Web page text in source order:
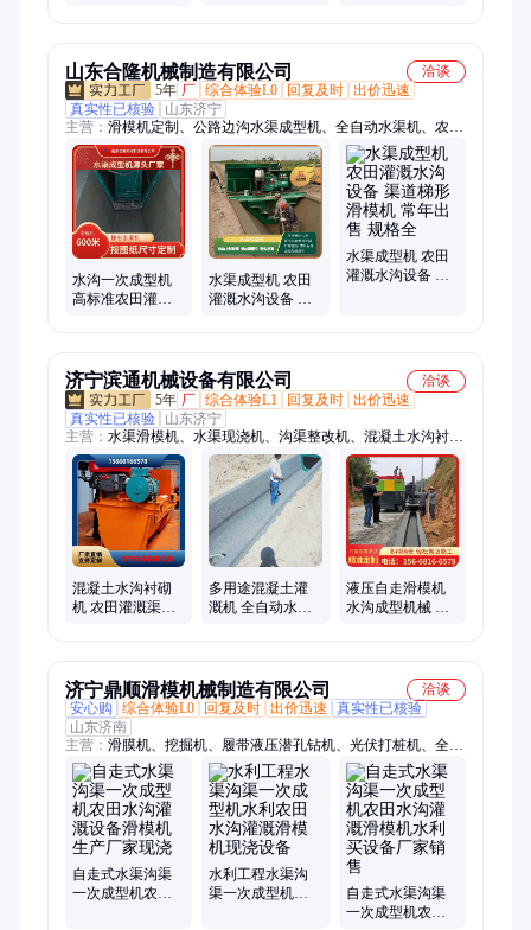
山东合隆机械制造有限公司
洽谈
5年 厂 综合体验L0 回复及时 出价迅速
真实性已核验
山东济宁
主营： 滑模机定制、公路边沟水渠成型机、全自动水渠机、农田
灌溉渠、排水沟成型机、混凝土排水沟成型机、混凝土水沟成型
机、公路水沟混凝土成型机、衬砌机、U型槽水渠成型机、先浇
筑混凝土滑模机、滑模机生产厂家、山东合隆机械制造有限、渠
道一次成型机、40u型渠道自动成型、渠道滑模成型机、渠道全
自动成型机、u型渠道自动成型机、水泥渠道成型机、一次性渠
道成型机、渠道成型机、水利u型渠成型机、渠道现浇成型机、
现浇渠道成型机、路边沟一次成型机
水沟一次成型机
高标准农田灌溉
水渠成型机 农田
灌溉水沟设备 渠
水渠成型机 农田
灌溉水沟设备 渠
济宁滨通机械设备有限公司
洽谈
5年 厂 综合体验L1 回复及时 出价迅速
真实性已核验
山东济宁
主营： 水渠滑模机、水渠现浇机、沟渠整改机、混凝土水沟衬砌
机、公路边沟机、水渠成型机、履带底盘、路沿石成型机、路肩
石成型机、地上水渠机、高速防撞墙机器、橡胶履带底盘、路面
摊铺机、斜坡摊铺机
混凝土水沟衬砌
机 农田灌溉渠设
多用途混凝土灌
溉机 全自动水沟
液压自走滑模机
水沟成型机械 不
济宁鼎顺滑模机械制造有限公司
洽谈
安心购
综合体验L0 回复及时 出价迅速
真实性已核验
山东济南
主营： 滑膜机、挖掘机、履带液压潜孔钻机、光伏打桩机、全自
动渠道成型机、U型渠道成型机、三角矩形梯形渠道成型机、挖
改螺旋钻机
自走式水渠沟渠
一次成型机农田
水利工程水渠沟
渠一次成型机水
自走式水渠沟渠
一次成型机农田